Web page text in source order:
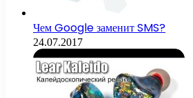
Чем Google заменит SMS?
24.07.2017